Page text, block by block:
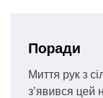
Поради
Миття рук з
з’явився цей